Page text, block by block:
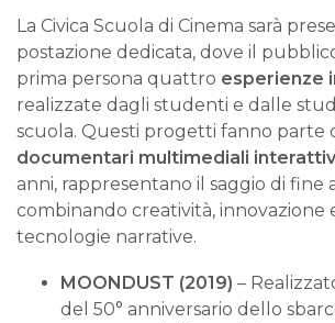
La Civica Scuola di Cinema sarà
postazione dedicata, dove il
prima persona quattro esperienze
realizzate dagli studenti e dalle
scuola. Questi progetti fanno parte
documentari multimediali
anni, rappresentano il saggio di fine
combinando creatività, innovazione
tecnologie narrative.
MOONDUST (2019) –
del 50° anniversario dello